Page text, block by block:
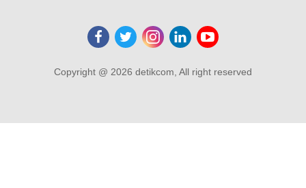
Copyright @ 2026 detikcom, All right reserved